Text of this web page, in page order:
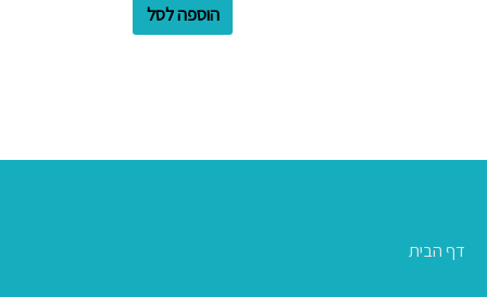
הוספה לסל
דף הבית